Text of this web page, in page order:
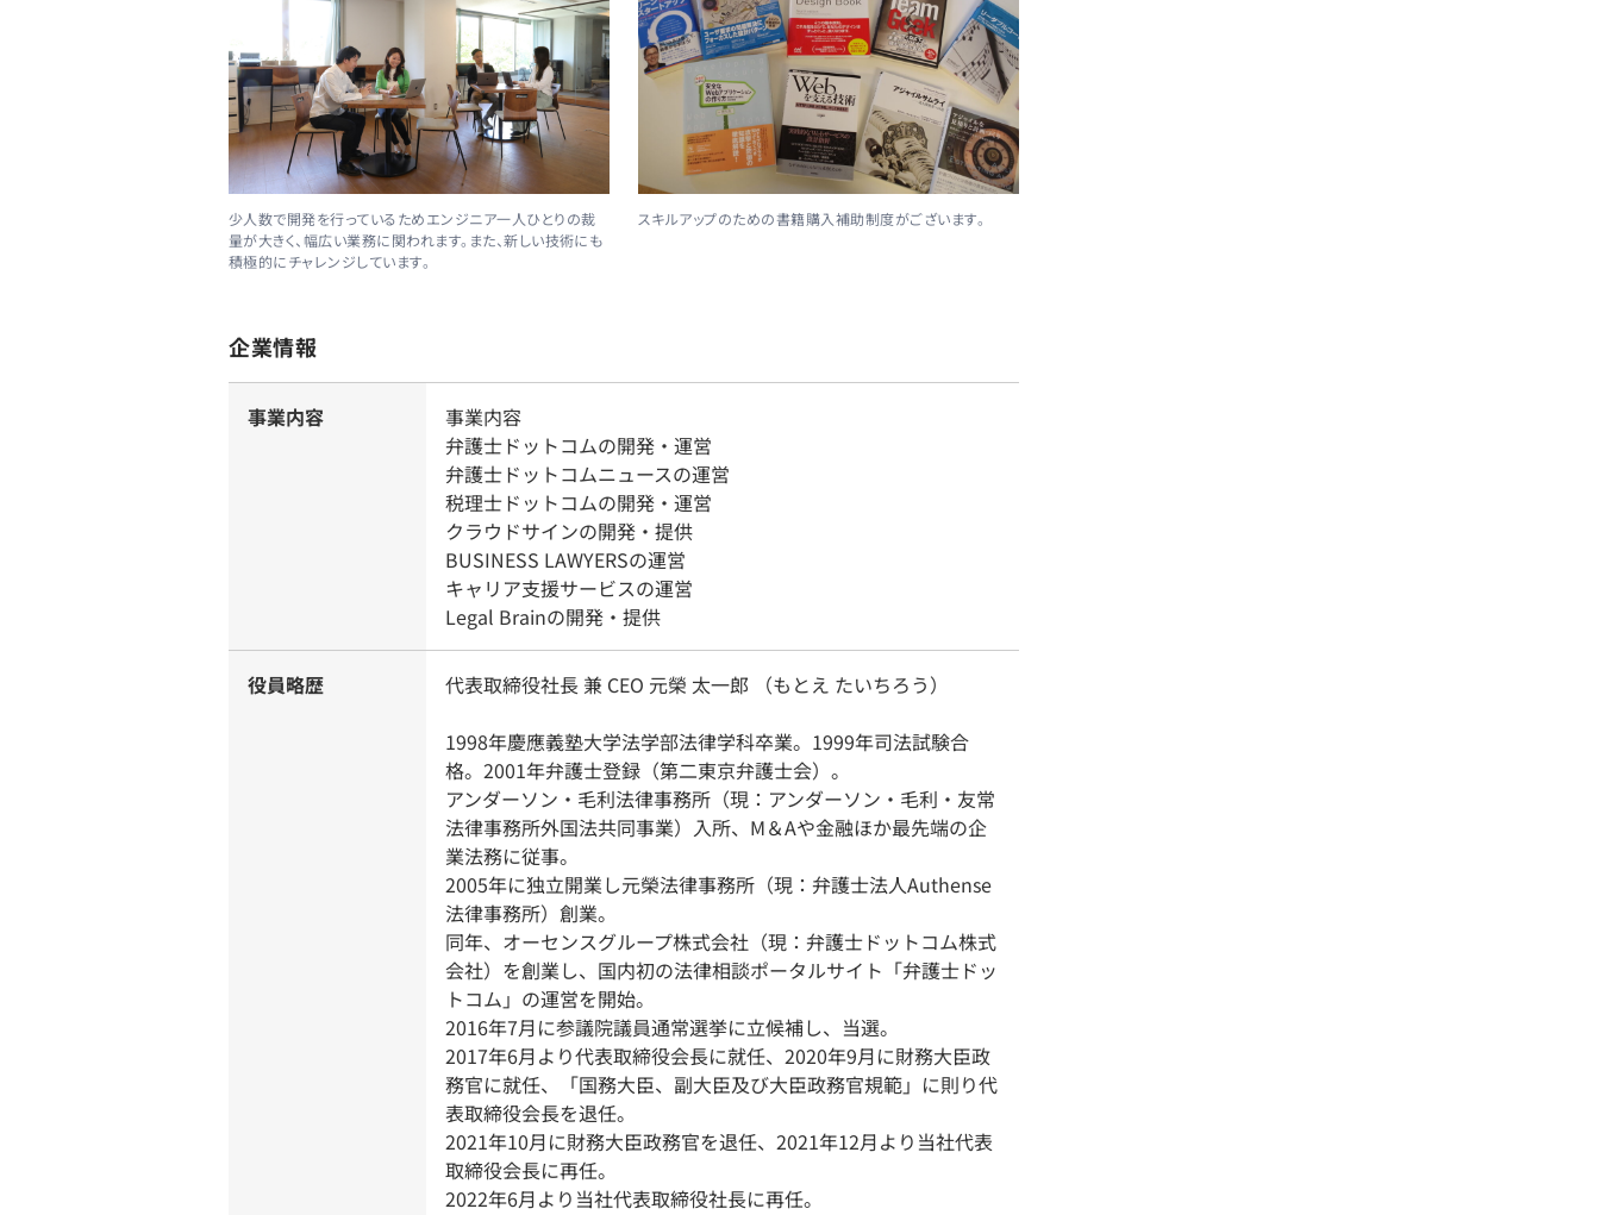
少人数で開発を行っているためエンジニア一人ひとりの裁
量が大きく、幅広い業務に関われます。また、新しい技術にも
積極的にチャレンジしています。
スキルアップのための書籍購入補助制度がございます。
企業情報
事業内容
事業内容
弁護士ドットコムの開発・運営
弁護士ドットコムニュースの運営
税理士ドットコムの開発・運営
クラウドサインの開発・提供
BUSINESS LAWYERSの運営
キャリア支援サービスの運営
Legal Brainの開発・提供
役員略歴
代表取締役社長 兼 CEO 元榮 太一郎 （もとえ たいちろう）
1998年慶應義塾大学法学部法律学科卒業。1999年司法試験合
格。2001年弁護士登録（第二東京弁護士会）。
アンダーソン・毛利法律事務所（現：アンダーソン・毛利・友常
法律事務所外国法共同事業）入所、M＆Aや金融ほか最先端の企
業法務に従事。
2005年に独立開業し元榮法律事務所（現：弁護士法人Authense
法律事務所）創業。
同年、オーセンスグループ株式会社（現：弁護士ドットコム株式
会社）を創業し、国内初の法律相談ポータルサイト「弁護士ドッ
トコム」の運営を開始。
2016年7月に参議院議員通常選挙に立候補し、当選。
2017年6月より代表取締役会長に就任、2020年9月に財務大臣政
務官に就任、「国務大臣、副大臣及び大臣政務官規範」に則り代
表取締役会長を退任。
2021年10月に財務大臣政務官を退任、2021年12月より当社代表
取締役会長に再任。
2022年6月より当社代表取締役社長に再任。